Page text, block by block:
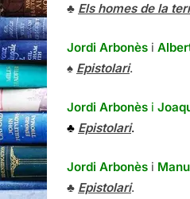
♣ Els homes de la
Jordi Arbonès i
♠ Epistolari.
Jordi Arbonès i
♣ Epistolari.
Jordi Arbonès i
♣ Epistolari.